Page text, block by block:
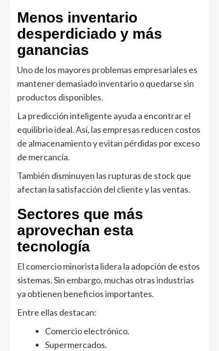
Menos inventario
desperdiciado y más
ganancias
Uno de los mayores problemas empresariales es
mantener demasiado inventario o quedarse sin
productos disponibles.
La predicción inteligente ayuda a encontrar el
equilibrio ideal. Así, las empresas reducen costos
de almacenamiento y evitan pérdidas por exceso
de mercancía.
También disminuyen las rupturas de stock que
afectan la satisfacción del cliente y las ventas.
Sectores que más
aprovechan esta
tecnología
El comercio minorista lidera la adopción de estos
sistemas. Sin embargo, muchas otras industrias
ya obtienen beneficios importantes.
Entre ellas destacan:
Comercio electrónico.
Supermercados.